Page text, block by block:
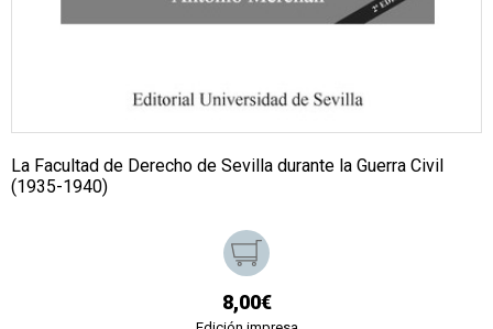
La Facultad de Derecho de Sevilla durante la Guerra Civil
(1935-1940)
8,00€